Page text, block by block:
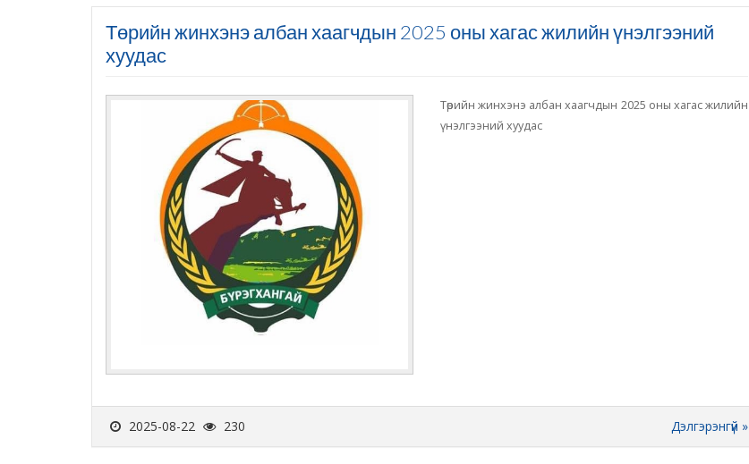
Төрийн жинхэнэ албан хаагчдын 2025 оны хагас жилийн үнэлгээний
хуудас
Төрийн жинхэнэ албан хаагчдын 2025 оны хагас жилийн
үнэлгээний хуудас
2025-08-22 230 Дэлгэрэнгүй »